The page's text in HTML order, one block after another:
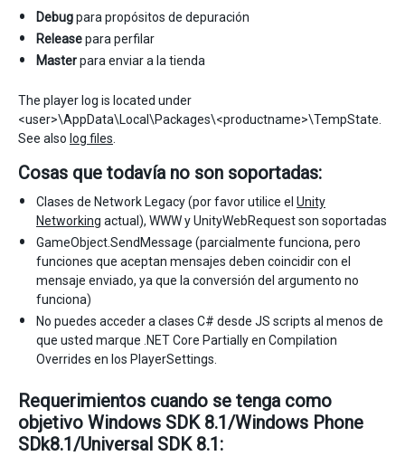
Debugpara propósitos de depuración
Releasepara perfilar
Masterpara enviar a la tienda
The player log is located under
<user>\AppData\Local\Packages\<productname>\TempState.
See also log files
Cosas que todavía no son soportadas:
Clases de Network Legacy (por favor utilice el Unity
Networking actual), WWW y UnityWebRequest son soportadas
GameObject.SendMessage (parcialmente funciona, pero
funciones que aceptan mensajes deben coincidir con el
mensaje enviado, ya que la conversión del argumento no
funciona)
No puedes acceder a clases C# desde JS scripts al menos de
que usted marque .NET Core Partially en Compilation
Overrides en los PlayerSettings.
Requerimientos cuando se tenga como
objetivo Windows SDK 8.1/Windows Phone
SDk8.1/Universal SDK 8.1: